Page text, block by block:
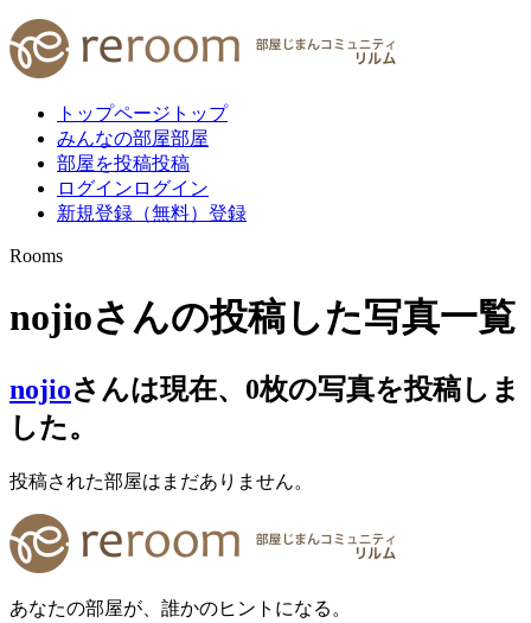
トップページ トップ
みんなの部屋部屋
部屋を投稿投稿
ログイン ログイン
新規登録（無料） 登録
Rooms
nojioさんの投稿した写真一覧
nojioさんは現在、 0枚の写真を投稿しま
した。
投稿された部屋はまだありません。
あなたの部屋が、誰かのヒントになる。